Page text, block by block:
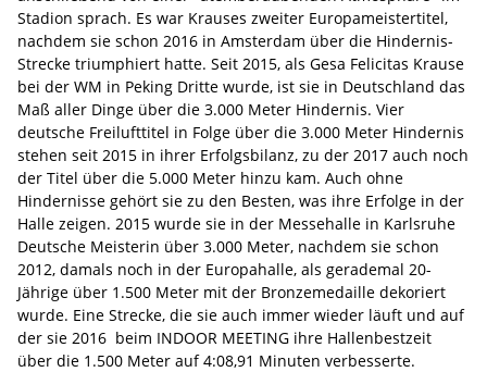
Stadion sprach. Es war Krauses zweiter Europameistertitel,
nachdem sie schon 2016 in Amsterdam über die Hindernis-
Strecke triumphiert hatte. Seit 2015, als Gesa Felicitas Krause
bei der WM in Peking Dritte wurde, ist sie in Deutschland das
Maß aller Dinge über die 3.000 Meter Hindernis. Vier
deutsche Freilufttitel in Folge über die 3.000 Meter Hindernis
stehen seit 2015 in ihrer Erfolgsbilanz, zu der 2017 auch noch
der Titel über die 5.000 Meter hinzu kam. Auch ohne
Hindernisse gehört sie zu den Besten, was ihre Erfolge in der
Halle zeigen. 2015 wurde sie in der Messehalle in Karlsruhe
Deutsche Meisterin über 3.000 Meter, nachdem sie schon
2012, damals noch in der Europahalle, als gerademal 20-
Jährige über 1.500 Meter mit der Bronzemedaille dekoriert
wurde. Eine Strecke, die sie auch immer wieder läuft und auf
der sie 2016 beim INDOOR MEETING ihre Hallenbestzeit
über die 1.500 Meter auf 4:08,91 Minuten verbesserte.